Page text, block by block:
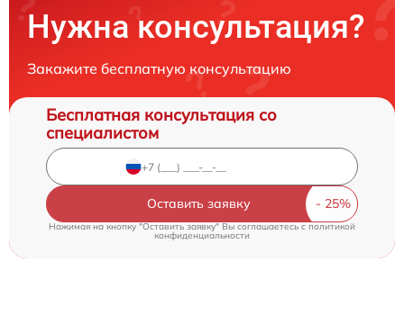
Нужна консультация?
Закажите бесплатную консультацию
Бесплатная консультация со
специалистом
Оставить заявку
Нажимая на кнопку "Оставить заявку" Вы соглашаетесь c политикой
конфиденциальности